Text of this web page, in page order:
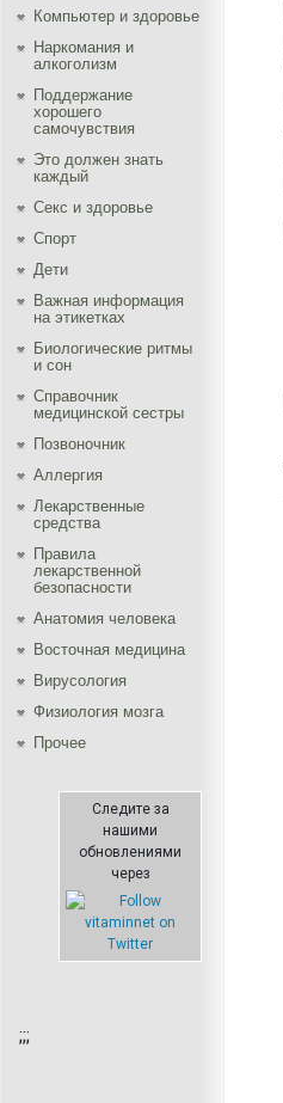
Компьютер и здоровье
Наркомания и
алкоголизм
Поддержание
хорошего
самочувствия
Это должен знать
каждый
Секс и здоровье
Спорт
Дети
Важная информация
на этикетках
Биологические ритмы
и сон
Справочник
медицинской сестры
Позвоночник
Аллергия
Лекарственные
средства
Правила
лекарственной
безопасности
Aнатомия человека
Восточная медицина
Вирусология
Физиология мозга
Прочее
Следите за
нашими
обновлениями
через
;;;